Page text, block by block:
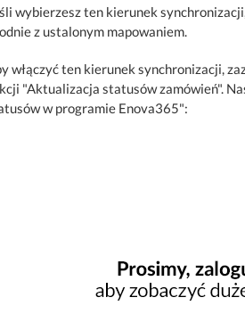
wybierzesz ten kierunek
z ustalonym mapowaniem.
włączyć ten kierunek synchronizacji,
"Aktualizacja statusów zamówień".
w programie Enova365":